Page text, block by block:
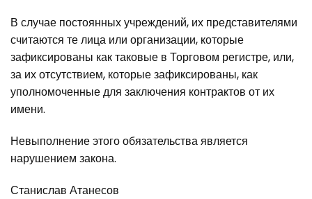
В случае постоянных учреждений, их представителями
считаются те лица или организации, которые
зафиксированы как таковые в Торговом регистре, или,
за их отсутствием, которые зафиксированы, как
уполномоченные для заключения контрактов от их
имени.
Невыполнение этого обязательства является
нарушением закона.
Станислав Атанесов